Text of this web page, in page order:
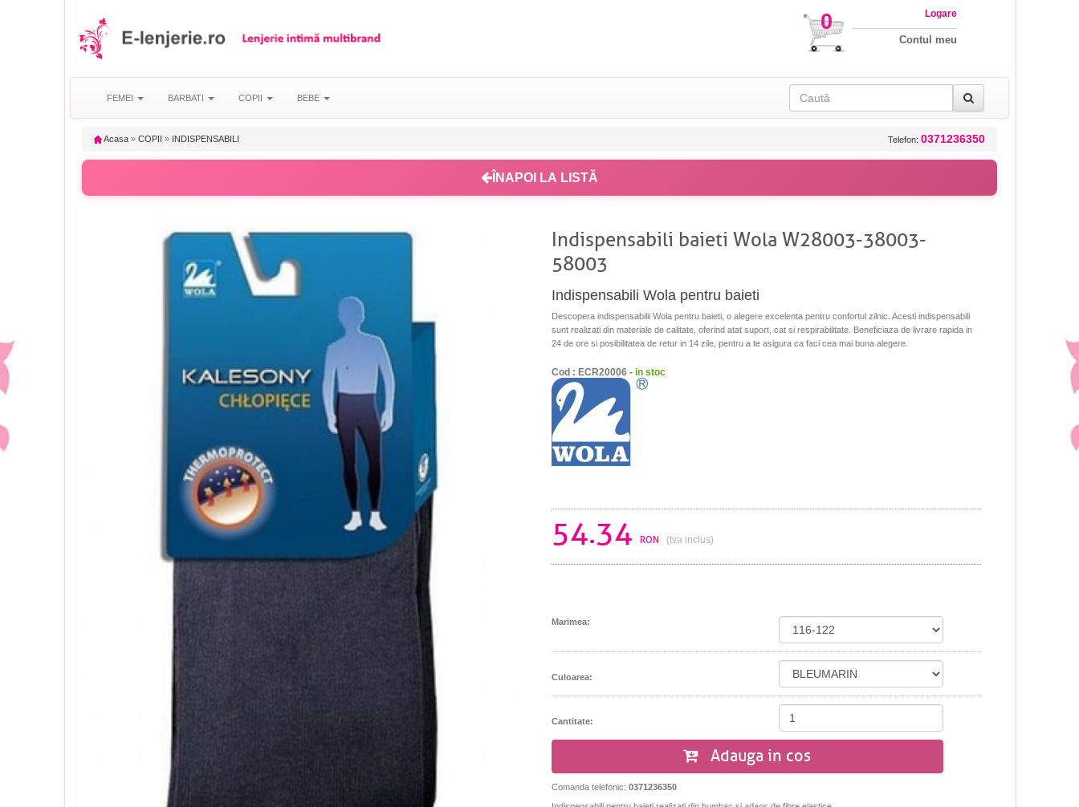
0 Logare
Contul meu
FEMEI BARBATI COPII BEBE
Acasa » COPII » INDISPENSABILI Telefon: 0371236350
ÎNAPOI LA LISTĂ
Indispensabili baieti Wola W28003-38003-
58003
Indispensabili Wola pentru baieti
Descopera indispensabilii Wola pentru baieti, o alegere excelenta pentru confortul zilnic. Acesti indispensabili
sunt realizati din materiale de calitate, oferind atat suport, cat si respirabilitate. Beneficiaza de livrare rapida in
24 de ore si posibilitatea de retur in 14 zile, pentru a te asigura ca faci cea mai buna alegere.
Cod : ECR20006 - in stoc
54.34 RON (tva inclus)
Marimea:
Culoarea:
Cantitate:
Adauga in cos
Comanda telefonic: 0371236350